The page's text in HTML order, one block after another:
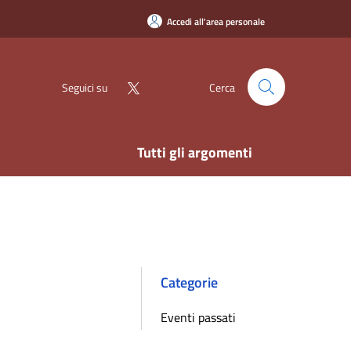
Accedi all'area personale
Seguici su Cerca
Tutti gli argomenti
Categorie
Eventi passati